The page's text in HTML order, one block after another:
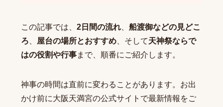
この記事では、 2日間の流れ、 船渡御などの見どこ
ろ
屋台の場所とおすすめ、そして天神祭ならで
はの役割や行事まで、順番にご紹介します。
神事の時間は直前に変わることがあります。お出
かけ前に大阪天満宮の公式サイト で最新情報をご